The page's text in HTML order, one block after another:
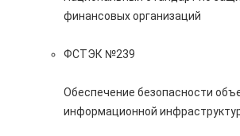
финансовых организаций
ФСТЭК №239
Обеспечение безопасности
информационной